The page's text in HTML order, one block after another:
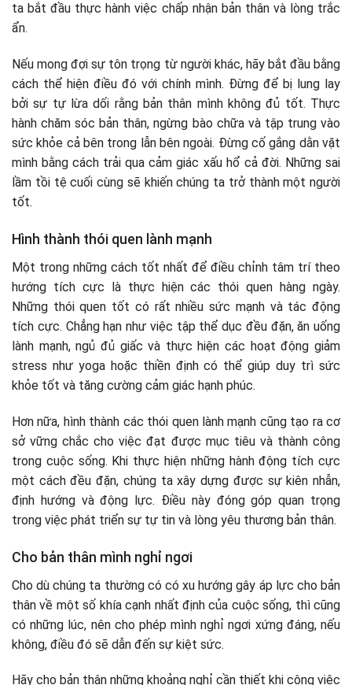
ta bắt đầu thực hành việc chấp nhận bản thân và lòng trắc
ẩn.
Nếu mong đợi sự tôn trọng từ người khác, hãy bắt đầu bằng
cách thể hiện điều đó với chính mình. Đừng để bị lung lay
bởi sự tự lừa dối rằng bản thân mình không đủ tốt. Thực
hành chăm sóc bản thân, ngừng bào chữa và tập trung vào
sức khỏe cả bên trong lẫn bên ngoài. Đừng cố gắng dằn vặt
mình bằng cách trải qua cảm giác xấu hổ cả đời. Những sai
lầm tồi tệ cuối cùng sẽ khiến chúng ta trở thành một người
tốt.
Hình thành thói quen lành mạnh
Một trong những cách tốt nhất để điều chỉnh tâm trí theo
hướng tích cực là thực hiện các thói quen hàng ngày.
Những thói quen tốt có rất nhiều sức mạnh và tác động
tích cực. Chẳng hạn như việc tập thể dục đều đặn, ăn uống
lành mạnh, ngủ đủ giấc và thực hiện các hoạt động giảm
stress như yoga hoặc thiền định có thể giúp duy trì sức
khỏe tốt và tăng cường cảm giác hạnh phúc.
Hơn nữa, hình thành các thói quen lành mạnh cũng tạo ra cơ
sở vững chắc cho việc đạt được mục tiêu và thành công
trong cuộc sống. Khi thực hiện những hành động tích cực
một cách đều đặn, chúng ta xây dựng được sự kiên nhẫn,
định hướng và động lực. Điều này đóng góp quan trọng
trong việc phát triển sự tự tin và lòng yêu thương bản thân.
Cho bản thân mình nghỉ ngơi
Cho dù chúng ta thường có có xu hướng gây áp lực cho bản
thân về một số khía cạnh nhất định của cuộc sống, thì cũng
có những lúc, nên cho phép mình nghỉ ngơi xứng đáng, nếu
không, điều đó sẽ dẫn đến sự kiệt sức.
Hãy cho bản thân những khoảng nghỉ cần thiết khi công việc